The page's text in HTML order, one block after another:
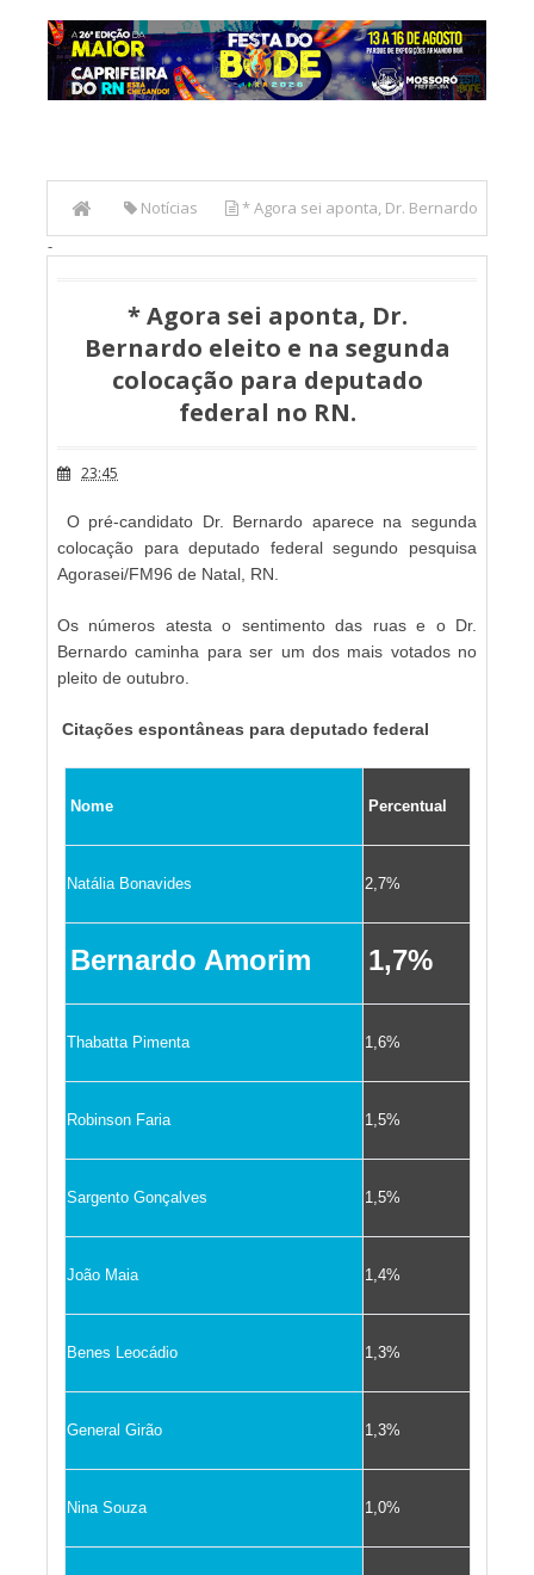
Notícias * Agora sei aponta, Dr. Bernardo
eleito e na segunda colocação para deputado federal no
-
* Agora sei aponta, Dr.
Bernardo eleito e na segunda
colocação para deputado
federal no RN.
23:45
O pré-candidato Dr. Bernardo aparece na segunda
colocação para deputado federal segundo pesquisa
Agorasei/FM96 de Natal, RN.
Os números atesta o sentimento das ruas e o Dr.
Bernardo caminha para ser um dos mais votados no
pleito de outubro.
Citações espontâneas para deputado federal
Nome Percentual
Natália Bonavides 2,7%
Bernardo Amorim 1,7%
Thabatta Pimenta 1,6%
Robinson Faria 1,5%
Sargento Gonçalves 1,5%
João Maia 1,4%
Benes Leocádio 1,3%
General Girão 1,3%
Nina Souza 1,0%